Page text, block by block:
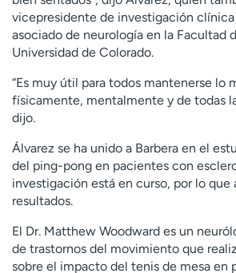
vicepresidente de investigación
asociado de neurología en la Facultad
Universidad de Colorado.
“Es muy útil para todos mantenerse lo
físicamente, mentalmente y de todas
dijo.
Álvarez se ha unido a Barbera en el
del ping-pong en pacientes con
investigación está en curso, por lo que
resultados.
El Dr. Matthew Woodward es un
de trastornos del movimiento que
sobre el impacto del tenis de mesa en